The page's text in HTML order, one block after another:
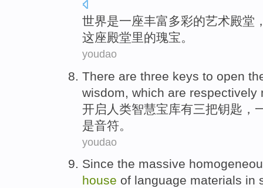
世界是一座丰富多彩的艺术殿堂
这座殿堂里的瑰宝。
youdao
There are three keys to open
wisdom
which are respectively
开启 人类智慧宝库有三把钥匙 ，
是音符。
youdao
Since the massive
house of language materials in